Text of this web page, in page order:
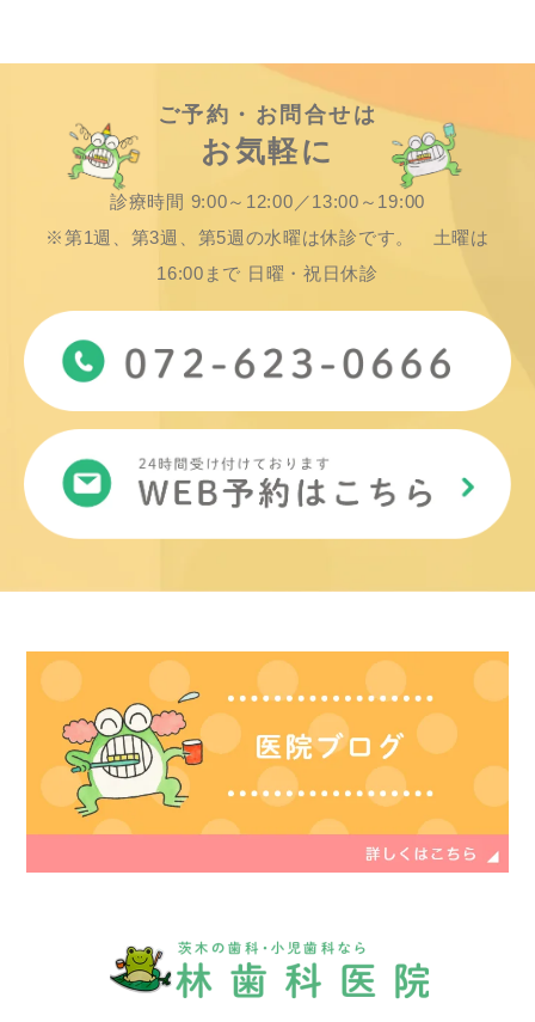
ご予約・お問合せは
お気軽に
診療時間 9:00～12:00／13:00～19:00
※第1週、第3週、第5週の水曜は休診です。 土曜は
16:00まで 日曜・祝日休診